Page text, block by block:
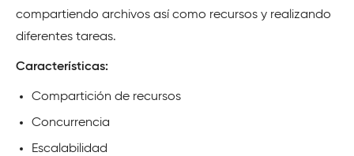
compartiendo archivos así como recursos y realizando
diferentes tareas.
Características:
Compartición de recursos
Concurrencia
Escalabilidad